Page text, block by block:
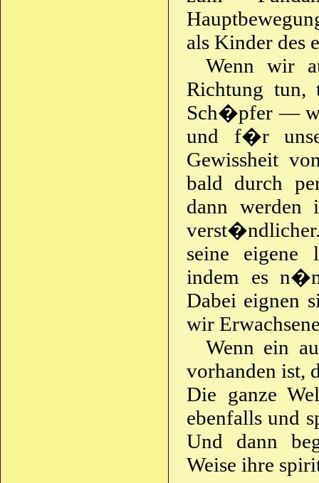
als Kinder des
Wenn wir
Richtung
Sch�pfer —
und f�r
Gewissheit
bald durch
dann werden
seine eigene
indem es
Dabei eignen
wir
Wenn ein
vorhanden ist,
Die ganze
ebenfalls und
Und dann
Weise ihre